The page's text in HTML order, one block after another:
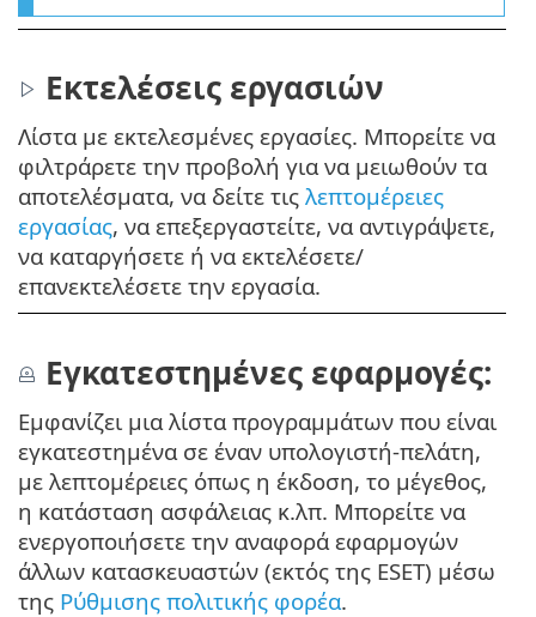
Εκτελέσεις εργασιών
Λίστα με εκτελεσμένες εργασίες. Μπορείτε να
φιλτράρετε την προβολή για να μειωθούν τα
αποτελέσματα, να δείτε τις λεπτομέρειες
εργασίας, να επεξεργαστείτε, να αντιγράψετε,
να καταργήσετε ή να εκτελέσετε/
επανεκτελέσετε την εργασία.
Εγκατεστημένες εφαρμογές:
Εμφανίζει μια λίστα προγραμμάτων που είναι
εγκατεστημένα σε έναν υπολογιστή-πελάτη,
με λεπτομέρειες όπως η έκδοση, το μέγεθος,
η κατάσταση ασφάλειας κ.λπ. Μπορείτε να
ενεργοποιήσετε την αναφορά εφαρμογών
άλλων κατασκευαστών (εκτός της ESET) μέσω
της Ρύθμισης πολιτικής φορέα.